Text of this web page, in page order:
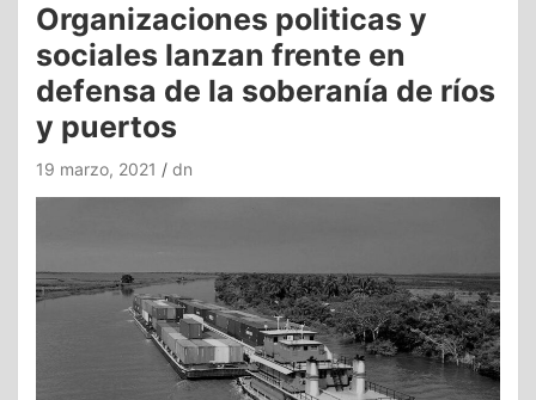
Organizaciones politicas y
sociales lanzan frente en
defensa de la soberanía de ríos
y puertos
19 marzo, 2021 dn